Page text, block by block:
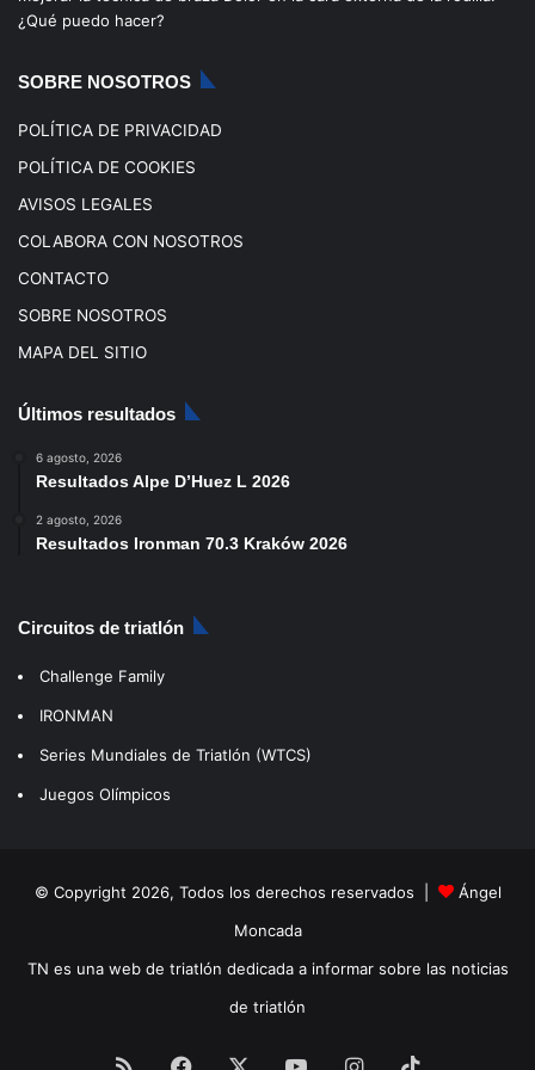
¿Qué puedo hacer?
SOBRE NOSOTROS
POLÍTICA DE PRIVACIDAD
POLÍTICA DE COOKIES
AVISOS LEGALES
COLABORA CON NOSOTROS
CONTACTO
SOBRE NOSOTROS
MAPA DEL SITIO
Últimos resultados
6 agosto, 2026
Resultados Alpe D’Huez L 2026
2 agosto, 2026
Resultados Ironman 70.3 Kraków 2026
Circuitos de triatlón
Challenge Family
IRONMAN
Series Mundiales de Triatlón (WTCS)
Juegos Olímpicos
© Copyright 2026, Todos los derechos reservados |
Ángel
Moncada
TN es una web de triatlón dedicada a informar sobre las noticias
de triatlón